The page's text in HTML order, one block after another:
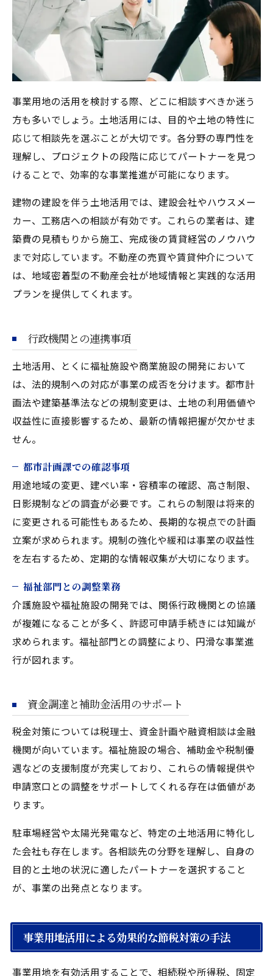
事業用地の活用を検討する際、どこに相談すべきか迷う
方も多いでしょう。土地活用には、目的や土地の特性に
応じて相談先を選ぶことが大切です。各分野の専門性を
理解し、プロジェクトの段階に応じてパートナーを見つ
けることで、効率的な事業推進が可能になります。
建物の建設を伴う土地活用では、建設会社やハウスメー
カー、工務店への相談が有効です。これらの業者は、建
築費の見積もりから施工、完成後の賃貸経営のノウハウ
まで対応しています。不動産の売買や賃貸仲介について
は、地域密着型の不動産会社が地域情報と実践的な活用
プランを提供してくれます。
行政機関との連携事項
土地活用、とくに福祉施設や商業施設の開発において
は、法的規制への対応が事業の成否を分けます。都市計
画法や建築基準法などの規制変更は、土地の利用価値や
収益性に直接影響するため、最新の情報把握が欠かせま
せん。
都市計画課での確認事項
用途地域の変更、建ぺい率・容積率の確認、高さ制限、
日影規制などの調査が必要です。これらの制限は将来的
に変更される可能性もあるため、長期的な視点での計画
立案が求められます。規制の強化や緩和は事業の収益性
を左右するため、定期的な情報収集が大切になります。
福祉部門との調整業務
介護施設や福祉施設の開発では、関係行政機関との協議
が複雑になることが多く、許認可申請手続きには知識が
求められます。福祉部門との調整により、円滑な事業進
行が図れます。
資金調達と補助金活用のサポート
税金対策については税理士、資金計画や融資相談は金融
機関が向いています。福祉施設の場合、補助金や税制優
遇などの支援制度が充実しており、これらの情報提供や
申請窓口との調整をサポートしてくれる存在は価値があ
ります。
駐車場経営や太陽光発電など、特定の土地活用に特化し
た会社も存在します。各相談先の分野を理解し、自身の
目的と土地の状況に適したパートナーを選択すること
が、事業の出発点となります。
事業用地活用による効果的な節税対策の手法
事業用地を有効活用することで、相続税や所得税、固定